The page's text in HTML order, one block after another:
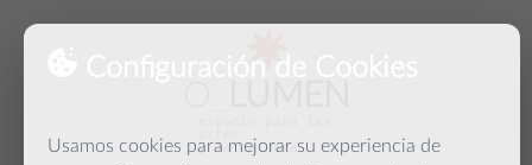
Configuración de Cookies
Usamos cookies para mejorar su experiencia de
y la palabra